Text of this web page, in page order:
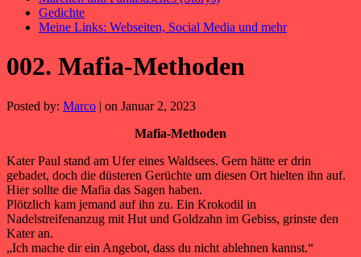
Gedichte
Meine Links: Webseiten, Social Media und mehr
002. Mafia-Methoden
Posted by: Marco | on Januar 2, 2023
Mafia-Methoden
Kater Paul stand am Ufer eines Waldsees. Gern hätte er drin
gebadet, doch die düsteren Gerüchte um diesen Ort hielten ihn auf.
Hier sollte die Mafia das Sagen haben.
Plötzlich kam jemand auf ihn zu. Ein Krokodil in
Nadelstreifenanzug mit Hut und Goldzahn im Gebiss, grinste den
Kater an.
„Ich mache dir ein Angebot, dass du nicht ablehnen kannst.“